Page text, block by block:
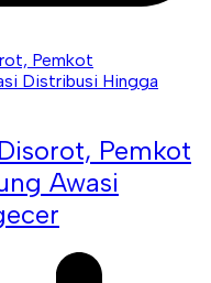
Pemkot
Awasi